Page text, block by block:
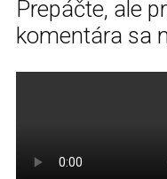
Prepáčte, ale
komentára sa